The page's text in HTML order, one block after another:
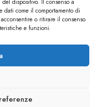
dispositivo. Il consenso a
dati come il comportamento di
o ritirare il consenso
e funzioni.